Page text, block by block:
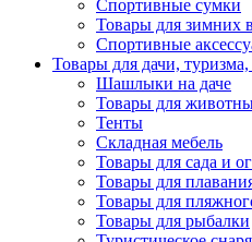
Спортивные сумки
Товары для зимних
Спортивные
Товары для дачи,
Шашлыки на даче
Товары для
Тенты
Складная мебель
Товары для сада и
Товары для
Товары для
Товары для рыбалки